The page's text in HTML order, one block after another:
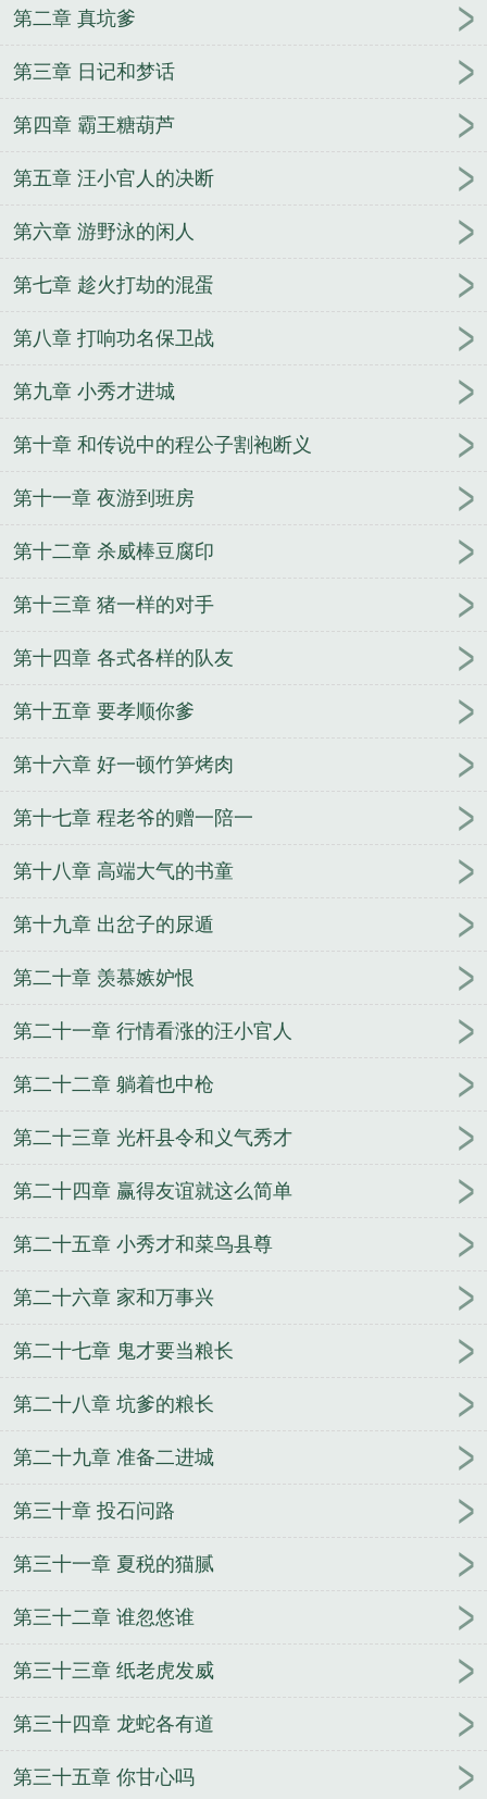
第二章 真坑爹
第三章 日记和梦话
第四章 霸王糖葫芦
第五章 汪小官人的决断
第六章 游野泳的闲人
第七章 趁火打劫的混蛋
第八章 打响功名保卫战
第九章 小秀才进城
第十章 和传说中的程公子割袍断义
第十一章 夜游到班房
第十二章 杀威棒豆腐印
第十三章 猪一样的对手
第十四章 各式各样的队友
第十五章 要孝顺你爹
第十六章 好一顿竹笋烤肉
第十七章 程老爷的赠一陪一
第十八章 高端大气的书童
第十九章 出岔子的尿遁
第二十章 羡慕嫉妒恨
第二十一章 行情看涨的汪小官人
第二十二章 躺着也中枪
第二十三章 光杆县令和义气秀才
第二十四章 赢得友谊就这么简单
第二十五章 小秀才和菜鸟县尊
第二十六章 家和万事兴
第二十七章 鬼才要当粮长
第二十八章 坑爹的粮长
第二十九章 准备二进城
第三十章 投石问路
第三十一章 夏税的猫腻
第三十二章 谁忽悠谁
第三十三章 纸老虎发威
第三十四章 龙蛇各有道
第三十五章 你甘心吗